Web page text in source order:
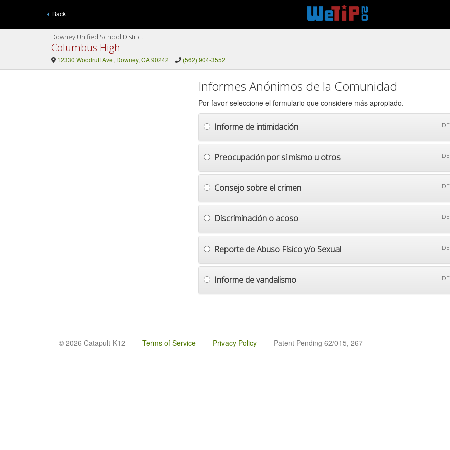
Back
Downey Unified School District
Columbus High
12330 Woodruff Ave, Downey, CA 90242 (562) 904-3552
Informes Anónimos de la Comunidad
Por favor seleccione el formulario que considere más apropiado.
Informe de intimidación
Preocupación por sí mismo u otros
Consejo sobre el crimen
Discriminación o acoso
Reporte de Abuso Físico y/o Sexual
Informe de vandalismo
© 2026 Catapult K12 Terms of Service Privacy Policy Patent Pending 62/015, 267